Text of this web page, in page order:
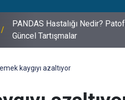
10 Mayıs Psikologlar Günü
kaygıyı azaltıyor